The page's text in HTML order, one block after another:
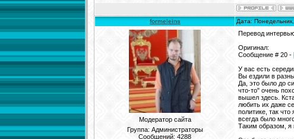
formeleins Дата:
Модератор сайта
Группа: Администраторы
Сообщений:4288
Перевод
Оригинал:
Сообщение # 20 -
У вас есть
Вы ездили в
Да, это было до
что-то" очень
вышел здесь.
любить их даже
политике, так
всегда было
Таким образом, я